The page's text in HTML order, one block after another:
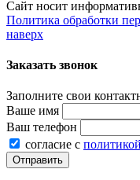
Сайт носит
Политика обработки
наверх
Заказать звонок
Заполните свои
Ваше имя
Ваш телефон
согласие с